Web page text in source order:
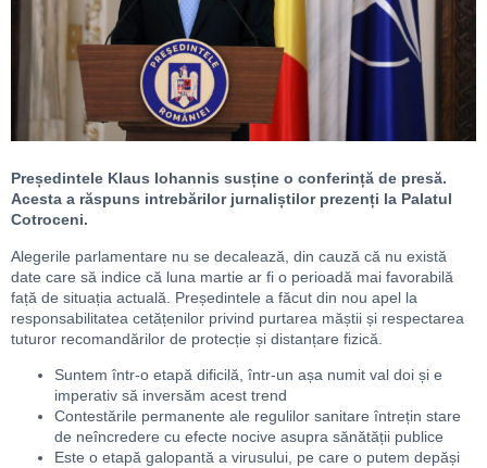
Președintele Klaus Iohannis susține o conferință de presă.
Acesta a răspuns intrebărilor jurnaliștilor prezenți la Palatul
Cotroceni.
Alegerile parlamentare nu se decalează, din cauză că nu există
date care să indice că luna martie ar fi o perioadă mai favorabilă
față de situația actuală. Președintele a făcut din nou apel la
responsabilitatea cetățenilor privind purtarea măștii și respectarea
tuturor recomandărilor de protecție și distanțare fizică.
Suntem într-o etapă dificilă, într-un așa numit val doi și e
imperativ să inversăm acest trend
Contestările permanente ale regulilor sanitare întrețin stare
de neîncredere cu efecte nocive asupra sănătății publice
Este o etapă galopantă a virusului, pe care o putem depăși